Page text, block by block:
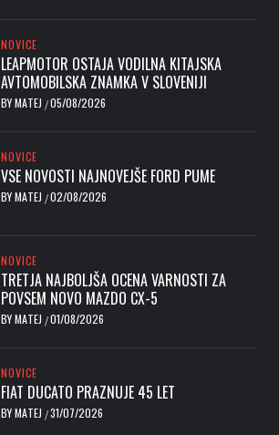
NOVICE
LEAPMOTOR OSTAJA VODILNA KITAJSKA
AVTOMOBILSKA ZNAMKA V SLOVENIJI
BYMATEJ /05/08/2026
NOVICE
VSE NOVOSTI NAJNOVEJŠE FORD PUME
BYMATEJ /02/08/2026
NOVICE
TRETJA NAJBOLJŠA OCENA VARNOSTI ZA
POVSEM NOVO MAZDO CX-5
BYMATEJ /01/08/2026
NOVICE
FIAT DUCATO PRAZNUJE 45 LET
BYMATEJ /31/07/2026